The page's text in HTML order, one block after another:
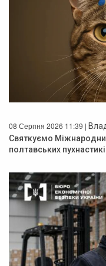
08 Серпня 2026 11:39 |
Святкуємо
полтавських